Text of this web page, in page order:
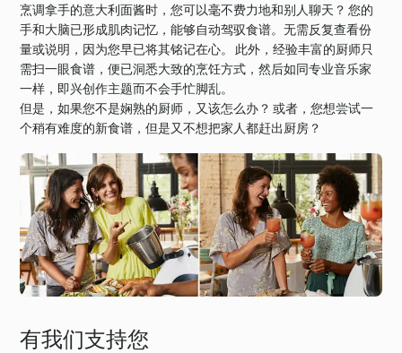
烹调拿手的意大利面酱时，您可以毫不费力地和别人聊天？ 您的
手和大脑已形成肌肉记忆，能够自动驾驭食谱。无需反复查看份
量或说明，因为您早已将其铭记在心。 此外，经验丰富的厨师只
需扫一眼食谱，便已洞悉大致的烹饪方式，然后如同专业音乐家
一样，即兴创作主题而不会手忙脚乱。
但是，如果您不是娴熟的厨师，又该怎么办？ 或者，您想尝试一
个稍有难度的新食谱，但是又不想把家人都赶出厨房？
有我们支持您